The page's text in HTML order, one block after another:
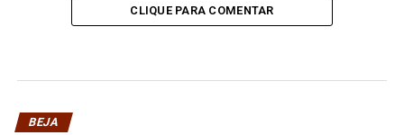
CLIQUE PARA COMENTAR
BEJA